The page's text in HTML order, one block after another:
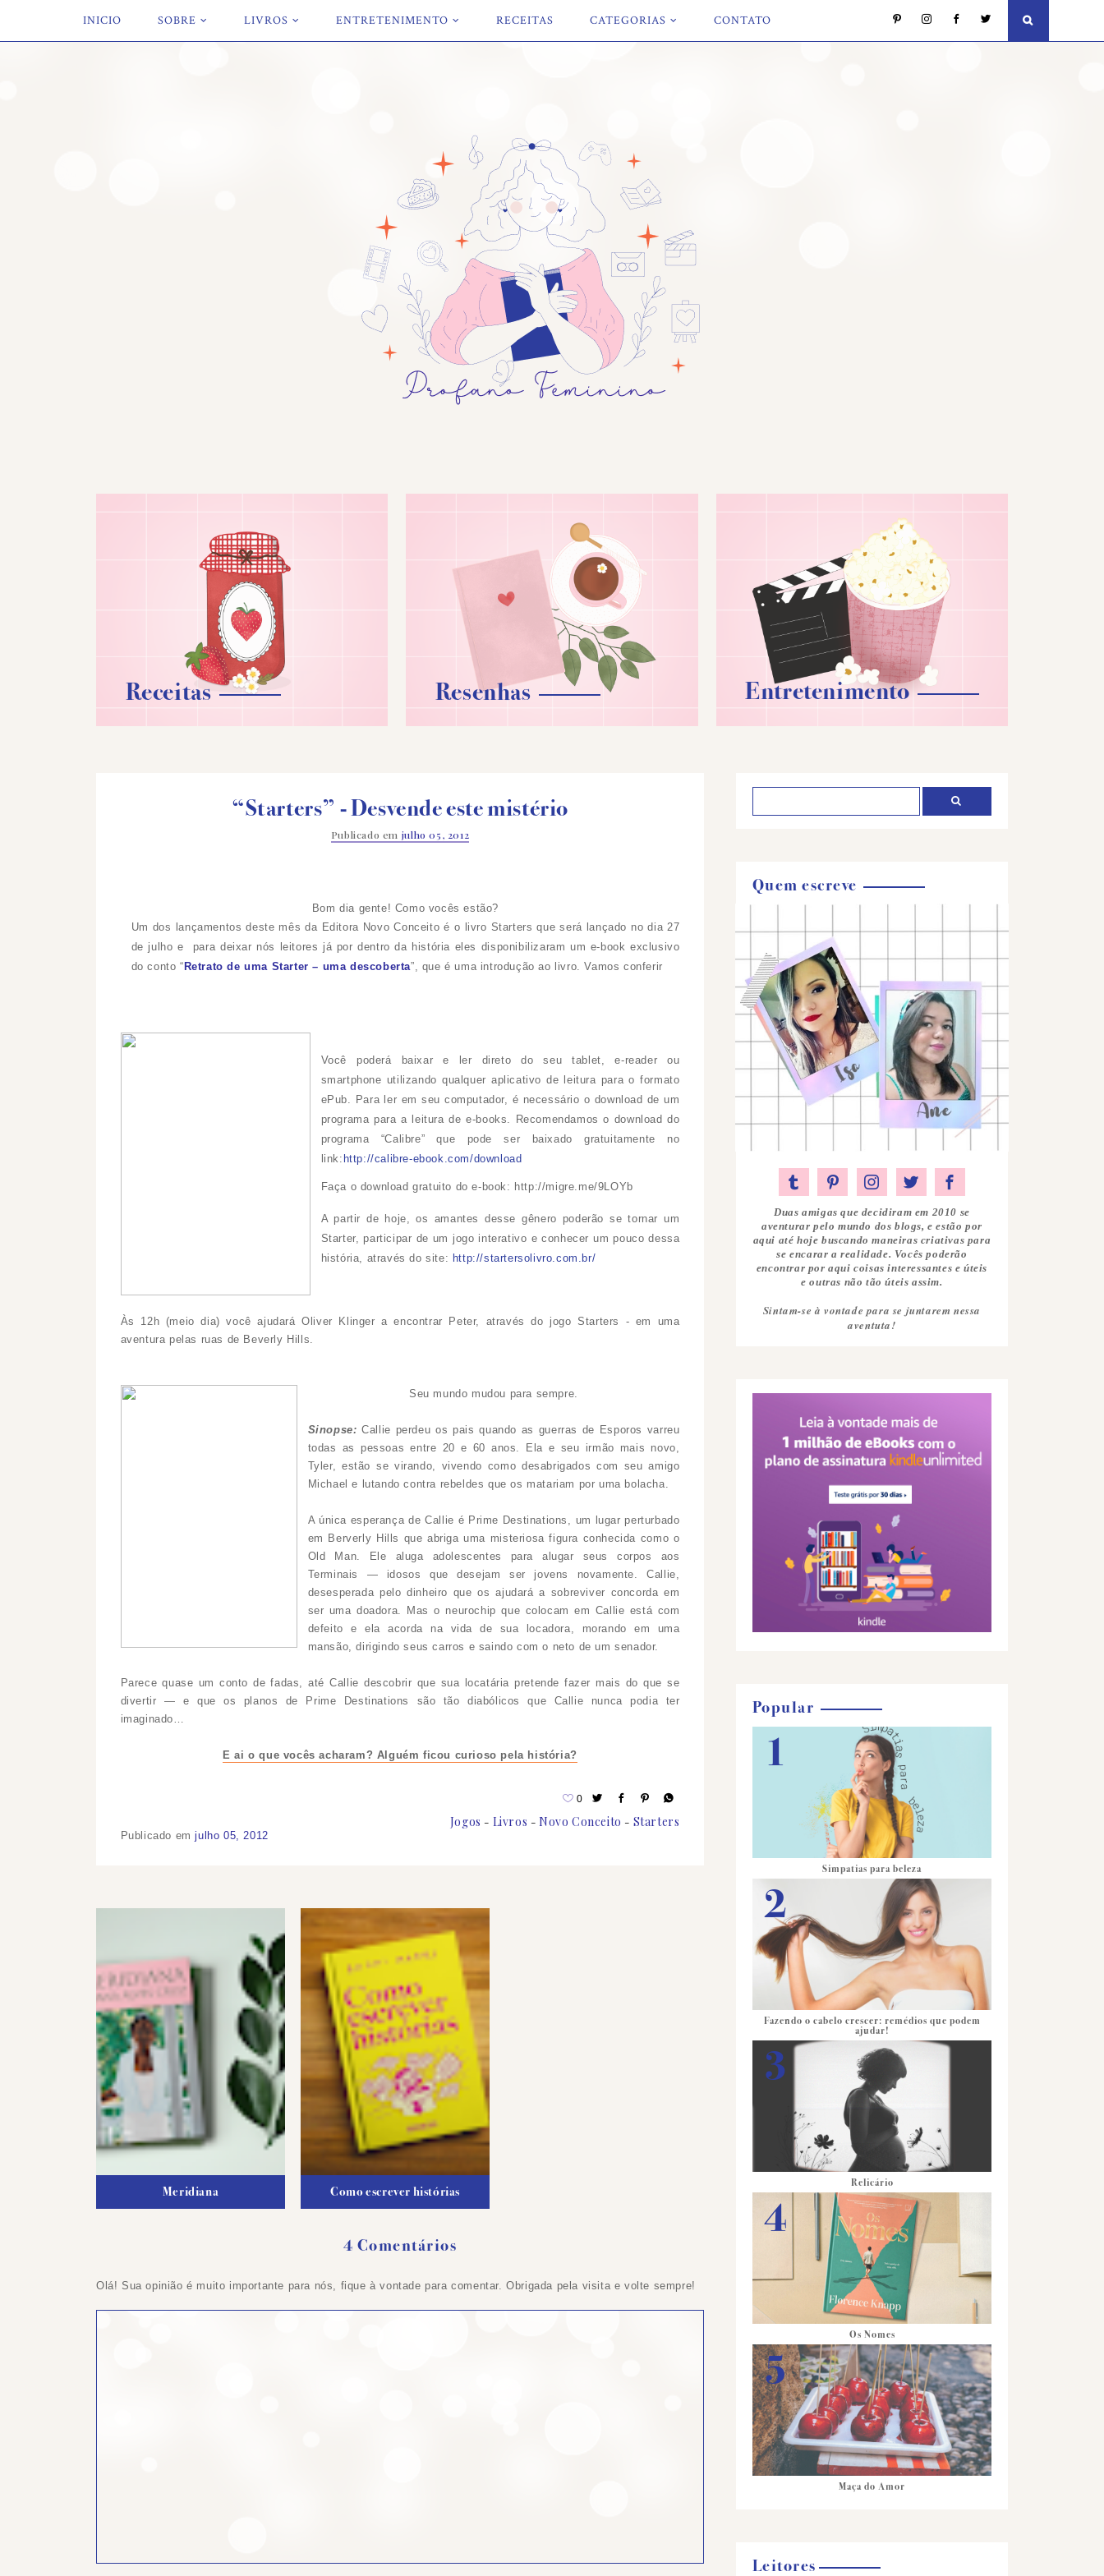
INICIO SOBRE LIVROS ENTRETENIMENTO RECEITAS CATEGORIAS CONTATO
Receitas Resenhas Entretenimento
“Starters” - Desvende este mistério
Publicado em julho 05, 2012
Bom dia gente! Como vocês estão?
Um dos lançamentos deste mês da Editora Novo Conceito é o livro Starters que será lançado nodia 27
de julho e para deixar nós leitores já por dentro da história eles disponibilizaram um e-book exclusivo
do conto “ Retrato de uma Starter – uma descoberta”, que é uma introdução ao livro. Vamos conferir
Você poderá baixar e ler direto do seu tablet, e-reader ou
smartphone utilizando qualquer aplicativo de leitura para o formato
ePub. Para ler em seu computador, é necessário o download de um
programa para a leitura de e-books. Recomendamos o download do
programa “Calibre” que pode ser baixado gratuitamente no
link: http://calibre-ebook.com/download
Faça o download gratuito do e-book: http://migre.me/9LOYb
A partir de hoje, os amantes desse gênero poderão se tornar um
Starter, participar de um jogo interativo e conhecer um pouco dessa
história, através do site: http://startersolivro.com.br/
Às 12h (meio dia) você ajudará Oliver Klinger a encontrar Peter, através do jogo Starters - em uma
aventura pelas ruas de Beverly Hills.
Seu mundo mudou para sempre.
Sinopse: Callie perdeu os pais quando as guerras de Esporos varreu
todas as pessoas entre 20 e 60 anos. Ela e seu irmão mais novo,
Tyler, estão se virando, vivendo como desabrigados com seu amigo
Michael e lutando contra rebeldes que os matariam por uma bolacha.
A única esperança de Callie é Prime Destinations, um lugar perturbado
em Berverly Hills que abriga uma misteriosa figura conhecida como o
Old Man. Ele aluga adolescentes para alugar seus corpos aos
Terminais — idosos que desejam ser jovens novamente. Callie,
desesperada pelo dinheiro que os ajudará a sobreviver concorda em
ser uma doadora. Mas o neurochip que colocam em Callie está com
defeito e ela acorda na vida de sua locadora, morando em uma
mansão, dirigindo seus carros e saindo com o neto de um senador.
Parece quase um conto de fadas, até Callie descobrir que sua locatária pretende fazer mais do que se
divertir — e que os planos de Prime Destinations são tão diabólicos que Callie nunca podia ter
imaginado…
E ai o que vocês acharam? Alguém ficou curioso pela história?
0
Jogos Livros Novo Conceito Starters
Publicado emjulho 05, 2012
Meridiana Como escrever histórias
4 Comentários
Olá! Sua opinião é muito importante para nós, fique à vontade para comentar. Obrigada pela visita e volte sempre!
Quem escreve
Duas amigas que decidiram em 2010 se
aventurar pelo mundo dos blogs, e estão por
aqui até hoje buscando maneiras criativas para
se encarar a realidade. Vocês poderão
encontrar por aqui coisas interessantes e úteis
e outras não tão úteis assim.
Sintam-se à vontade para se juntarem nessa
aventuta!
Popular
Simpatias para beleza
Fazendo o cabelo crescer: remédios que podem
ajudar!
Relicário
Os Nomes
Maça do Amor
Leitores